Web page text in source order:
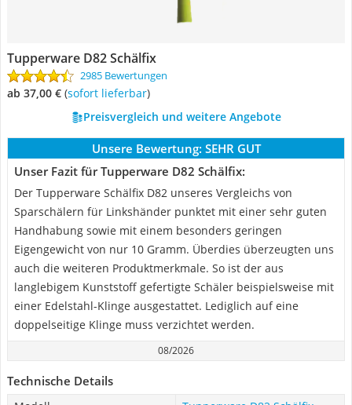
Tupperware D82 Schälfix
2985 Bewertungen
ab 37,00 € ( Sofort lieferbar)
Preisvergleich und weitere Angebote
Unsere Bewertung: SEHR GUT
Unser Fazit für Tupperware D82 Schälfix:
Der Tupperware Schälfix D82 unseres Vergleichs von
Sparschälern für Linkshänder punktet mit einer sehr guten
Handhabung sowie mit einem besonders geringen
Eigengewicht von nur 10 Gramm. Überdies überzeugten uns
auch die weiteren Produktmerkmale. So ist der aus
langlebigem Kunststoff gefertigte Schäler beispielsweise mit
einer Edelstahl-Klinge ausgestattet. Lediglich auf eine
doppelseitige Klinge muss verzichtet werden.
08/2026
Technische Details